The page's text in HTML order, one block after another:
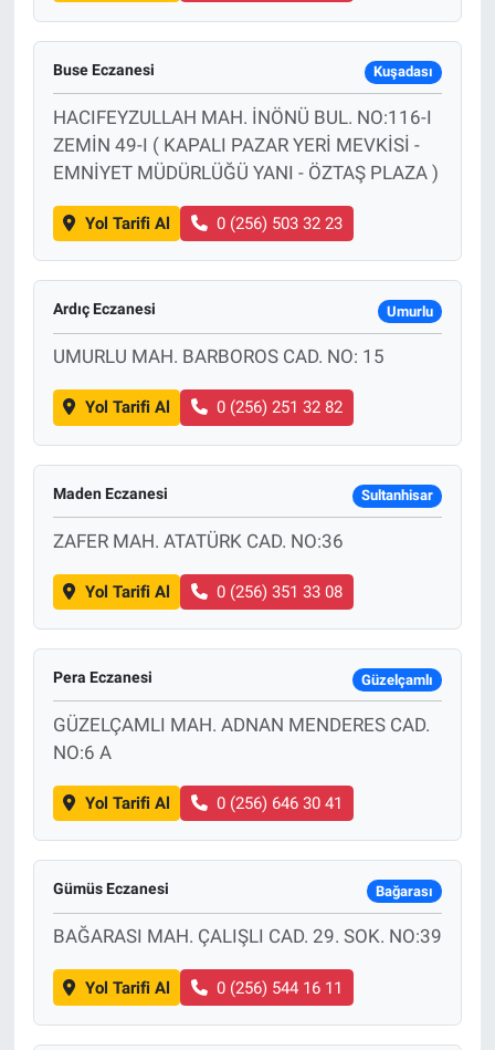
Buse Eczanesi Kuşadası
HACIFEYZULLAH MAH. İNÖNÜ BUL. NO:116-I
ZEMİN 49-I ( KAPALI PAZAR YERİ MEVKİSİ -
EMNİYET MÜDÜRLÜĞÜ YANI - ÖZTAŞ PLAZA )
Yol Tarifi Al 0 (256) 503 32 23
Ardıç Eczanesi Umurlu
UMURLU MAH. BARBOROS CAD. NO: 15
Yol Tarifi Al 0 (256) 251 32 82
Maden Eczanesi Sultanhisar
ZAFER MAH. ATATÜRK CAD. NO:36
Yol Tarifi Al 0 (256) 351 33 08
Pera Eczanesi Güzelçamlı
GÜZELÇAMLI MAH. ADNAN MENDERES CAD.
NO:6 A
Yol Tarifi Al 0 (256) 646 30 41
Gümüs Eczanesi Bağarası
BAĞARASI MAH. ÇALIŞLI CAD. 29. SOK. NO:39
Yol Tarifi Al 0 (256) 544 16 11